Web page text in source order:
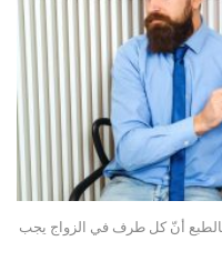
بالطبع أنّ كل طرف في الزواج يجب